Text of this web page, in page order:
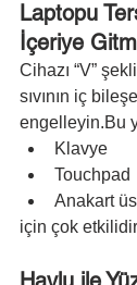
Laptopu
İçeriye
Cihazı “V”
sıvının iç
engelleyin.Bu
Klavye
Touchpad
Anakart
için çok